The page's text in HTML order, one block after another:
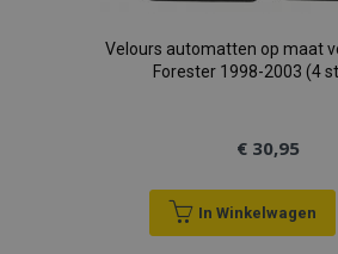
Velours automatten op maat
Forester 1998-2003 (4
€ 30,95
In Winkelwagen